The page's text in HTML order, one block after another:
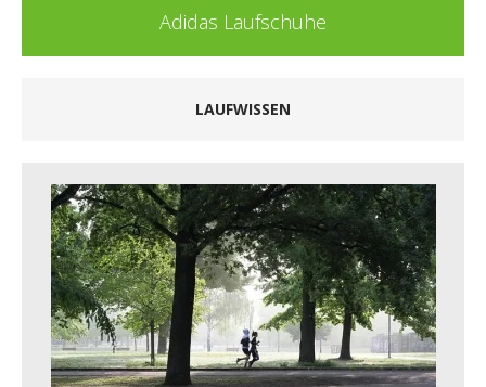
LAUFWISSEN